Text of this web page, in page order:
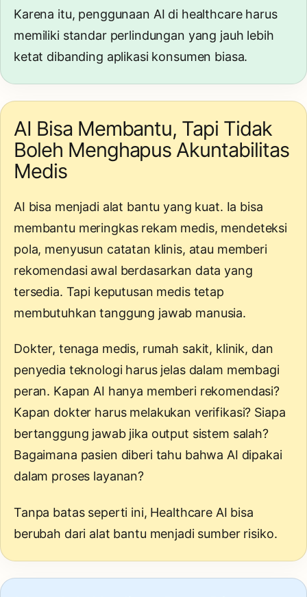
Karena itu, penggunaan AI di healthcare harus
memiliki standar perlindungan yang jauh lebih
ketat dibanding aplikasi konsumen biasa.
AI Bisa Membantu, Tapi Tidak
Boleh Menghapus Akuntabilitas
Medis
AI bisa menjadi alat bantu yang kuat. Ia bisa
membantu meringkas rekam medis, mendeteksi
pola, menyusun catatan klinis, atau memberi
rekomendasi awal berdasarkan data yang
tersedia. Tapi keputusan medis tetap
membutuhkan tanggung jawab manusia.
Dokter, tenaga medis, rumah sakit, klinik, dan
penyedia teknologi harus jelas dalam membagi
peran. Kapan AI hanya memberi rekomendasi?
Kapan dokter harus melakukan verifikasi? Siapa
bertanggung jawab jika output sistem salah?
Bagaimana pasien diberi tahu bahwa AI dipakai
dalam proses layanan?
Tanpa batas seperti ini, Healthcare AI bisa
berubah dari alat bantu menjadi sumber risiko.